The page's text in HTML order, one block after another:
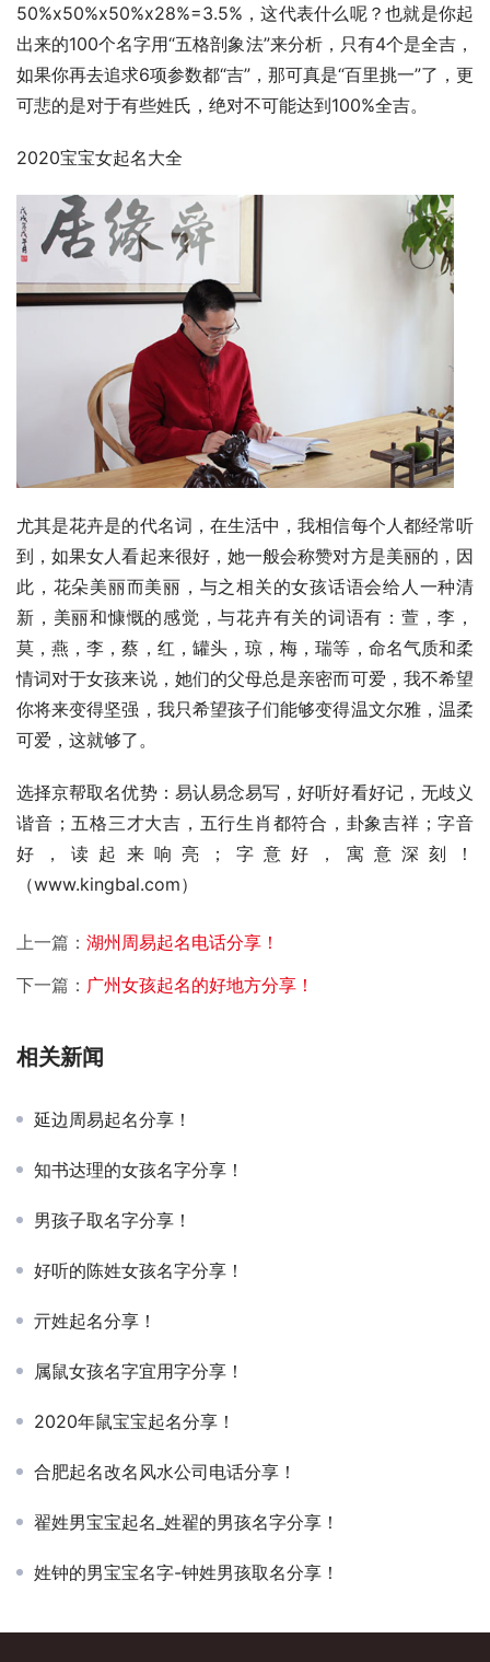
50%x50%x50%x28%=3.5%，这代表什么呢？也就是你起
出来的100个名字用“五格剖象法”来分析，只有4个是全吉，
如果你再去追求6项参数都“吉”，那可真是“百里挑一”了，更
可悲的是对于有些姓氏，绝对不可能达到100%全吉。
2020宝宝女起名大全
尤其是花卉是的代名词，在生活中，我相信每个人都经常听
到，如果女人看起来很好，她一般会称赞对方是美丽的，因
此，花朵美丽而美丽，与之相关的女孩话语会给人一种清
新，美丽和慷慨的感觉，与花卉有关的词语有：萱，李，
莫，燕，李，蔡，红，罐头，琼，梅，瑞等，命名气质和柔
情词对于女孩来说，她们的父母总是亲密而可爱，我不希望
你将来变得坚强，我只希望孩子们能够变得温文尔雅，温柔
可爱，这就够了。
选择京帮取名优势：易认易念易写，好听好看好记，无歧义
谐音；五格三才大吉，五行生肖都符合，卦象吉祥；字音
好，读起来响亮；字意好，寓意深刻！
（www.kingbal.com）
上一篇： 湖州周易起名电话分享！
下一篇： 广州女孩起名的好地方分享！
相关新闻
延边周易起名分享！
知书达理的女孩名字分享！
男孩子取名字分享！
好听的陈姓女孩名字分享！
亓姓起名分享！
属鼠女孩名字宜用字分享！
2020年鼠宝宝起名分享！
合肥起名改名风水公司电话分享！
翟姓男宝宝起名_姓翟的男孩名字分享！
姓钟的男宝宝名字-钟姓男孩取名分享！